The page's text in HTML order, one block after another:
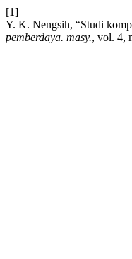
[1]
Y. K. Nengsih, “Studi
pemberdaya. masy., vol. 4,